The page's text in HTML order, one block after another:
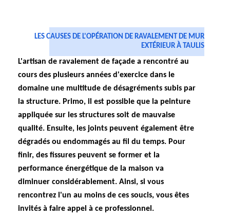
LES CAUSES DE L'OPÉRATION DE RAVALEMENT DE MUR
EXTÉRIEUR À TAULIS
L'artisan de ravalement de façade a rencontré au
cours des plusieurs années d'exercice dans le
domaine une multitude de désagréments subis par
la structure. Primo, il est possible que la peinture
appliquée sur les structures soit de mauvaise
qualité. Ensuite, les joints peuvent également être
dégradés ou endommagés au fil du temps. Pour
finir, des fissures peuvent se former et la
performance énergétique de la maison va
diminuer considérablement. Ainsi, si vous
rencontrez l'un au moins de ces soucis, vous êtes
invités à faire appel à ce professionnel.